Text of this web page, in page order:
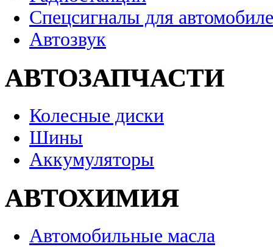
Спецсигналы для
Автозвук
АВТОЗАПЧАСТИ
Колесные диски
Шины
Аккумуляторы
АВТОХИМИЯ
Автомобильные масла